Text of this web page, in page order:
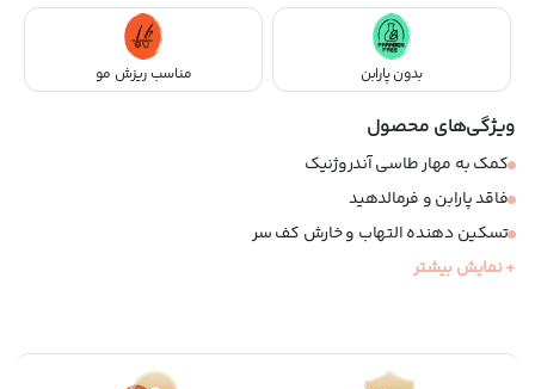
بدون پارابن مناسب ریزش مو
ویژگی‌های محصول
کمک به مهار طاسی آندروژنیک
فاقد پارابن و فرمالدهید
تسکین دهنده التهاب و خارش کف سر
متعادل کننده چربی پوست سر
+ نمایش بیشتر